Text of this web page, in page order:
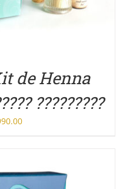
de Henna
?????????